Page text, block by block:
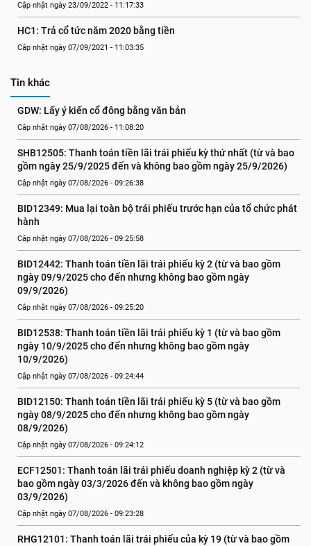
Cập nhật ngày 23/09/2022 - 11:17:33
HC1: Trả cổ tức năm 2020 bằng tiền
Cập nhật ngày 07/09/2021 - 11:03:35
Tin khác
GDW: Lấy ý kiến cổ đông bằng văn bản
Cập nhật ngày 07/08/2026 - 11:08:20
SHB12505: Thanh toán tiền lãi trái phiếu kỳ thứ nhất (từ và bao
gồm ngày 25/9/2025 đến và không bao gồm ngày 25/9/2026)
Cập nhật ngày 07/08/2026 - 09:26:38
BID12349: Mua lại toàn bộ trái phiếu trước hạn của tổ chức phát
hành
Cập nhật ngày 07/08/2026 - 09:25:58
BID12442: Thanh toán tiền lãi trái phiếu kỳ 2 (từ và bao gồm
ngày 09/9/2025 cho đến nhưng không bao gồm ngày
09/9/2026)
Cập nhật ngày 07/08/2026 - 09:25:20
BID12538: Thanh toán tiền lãi trái phiếu kỳ 1 (từ và bao gồm
ngày 10/9/2025 cho đến nhưng không bao gồm ngày
10/9/2026)
Cập nhật ngày 07/08/2026 - 09:24:44
BID12150: Thanh toán tiền lãi trái phiếu kỳ 5 (từ và bao gồm
ngày 08/9/2025 cho đến nhưng không bao gồm ngày
08/9/2026)
Cập nhật ngày 07/08/2026 - 09:24:12
ECF12501: Thanh toán lãi trái phiếu doanh nghiệp kỳ 2 (từ và
bao gồm ngày 03/3/2026 đến và không bao gồm ngày
03/9/2026)
Cập nhật ngày 07/08/2026 - 09:23:28
RHG12101: Thanh toán lãi trái phiếu của kỳ 19 (từ và bao gồm